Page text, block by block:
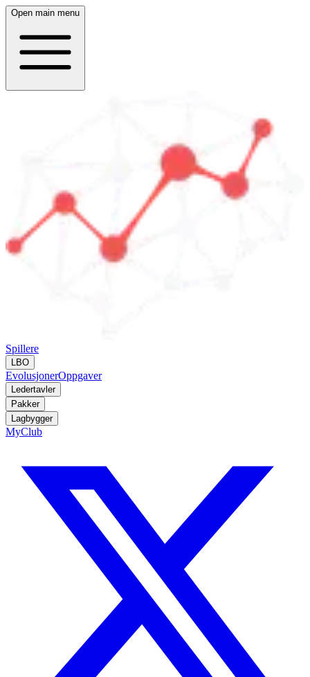
Open main menu
Spillere
LBO
EvolusjonerOppgaver
Ledertavler
Pakker
Lagbygger
MyClub